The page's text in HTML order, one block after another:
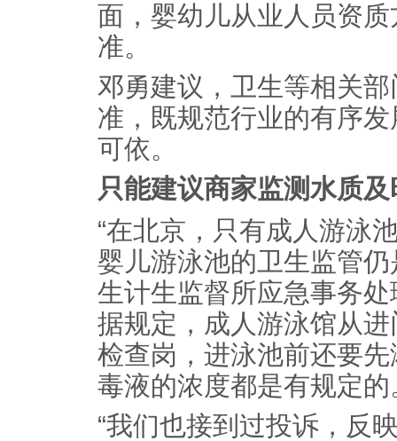
面，婴幼儿从业人员资
准。
邓勇建议，卫生等相关
准，既规范行业的有序
可依。
只能建议商家监测水质
“在北京，只有成人游泳
婴儿游泳池的卫生监管
生计生监督所应急事务
据规定，成人游泳馆从
检查岗，进泳池前还要
毒液的浓度都是有规定的
“我们也接到过投诉，反